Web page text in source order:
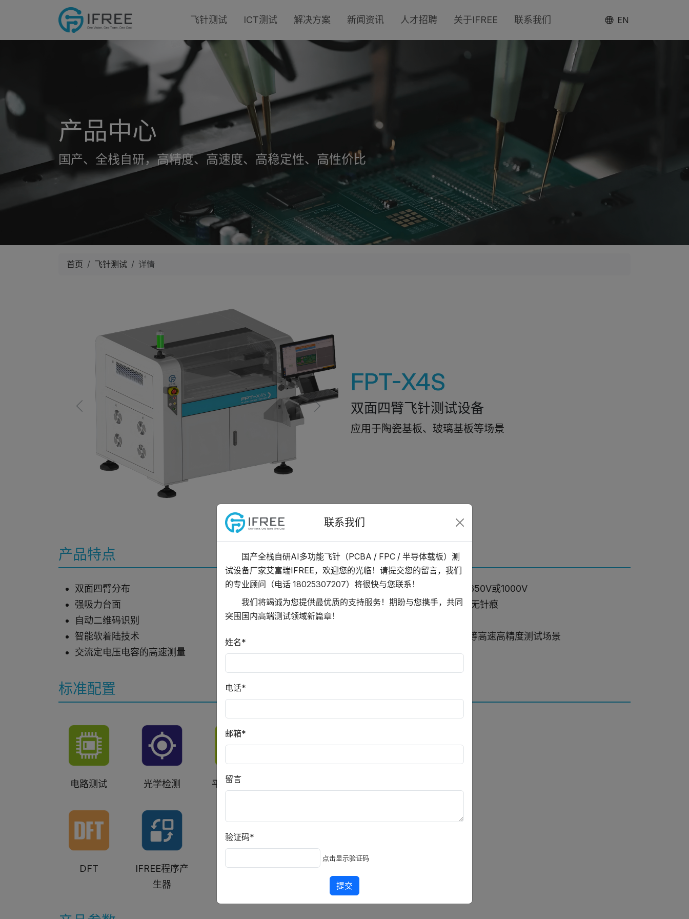
飞针测试 ICT测试 解决方案 新闻资讯 人才招聘 关于IFREE 联系我们 EN
产品中心
国产、全栈自研，高精度、高速度、高稳定性、高性价比
首页 飞针测试 详情
Previous Next
FPT-X4S
双面四臂飞针测试设备
应用于陶瓷基板、玻璃基板等场景
产品特点
双面四臂分布
强吸力台面
自动二维码识别
智能软着陆技术
交流定电压电容的高速测量
绝缘测试，最高直流电压650V或1000V
精密四线测量，50倍放大无针痕
支持陶瓷基板、玻璃基板等高速高精度测试场景
标准配置
电路测试 光学检测 平面度检测
DFT
IFREE程序产
生器
联系我们
国产全栈自研AI多功能飞针（PCBA / FPC / 半导体载板）测
试设备厂家艾富瑞IFREE，欢迎您的光临！请提交您的留言，我们
的专业顾问（电话 18025307207）将很快与您联系！
我们将竭诚为您提供最优质的支持服务！期盼与您携手，共同
突围国内高端测试领域新篇章！
姓名*
电话*
邮箱*
留言
验证码*
点击显示验证码
提交